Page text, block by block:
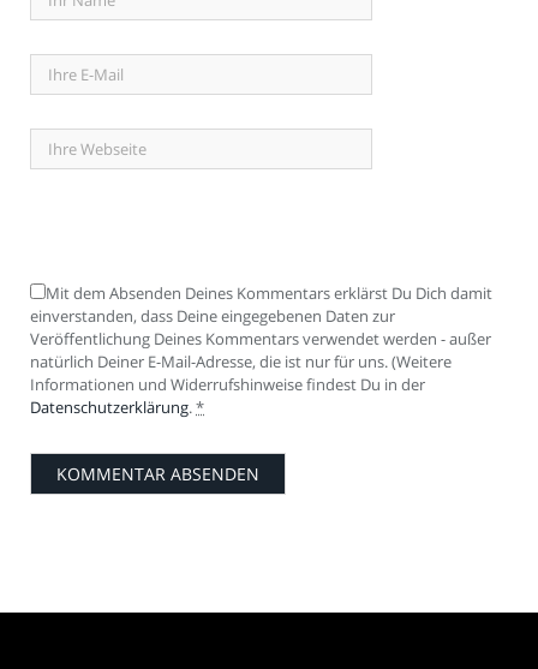
Mit dem Absenden Deines Kommentars erklärst Du Dich damit
einverstanden, dass Deine eingegebenen Daten zur
Veröffentlichung Deines Kommentars verwendet werden - außer
natürlich Deiner E-Mail-Adresse, die ist nur für uns. (Weitere
Informationen und Widerrufshinweise findest Du in der
Datenschutzerklärung.*